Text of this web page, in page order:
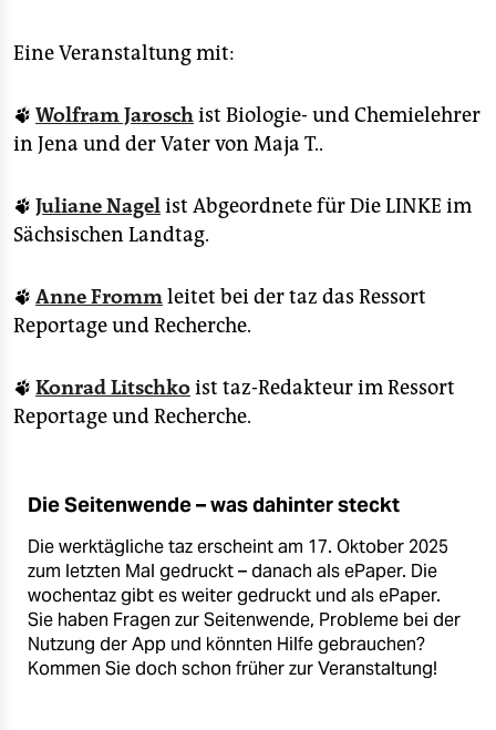
Eine Veranstaltung mit:
🐾 Wolfram Jaroschist Biologie- und Chemielehrer
in Jena und der Vater von Maja T..
🐾 Juliane Nagelist Abgeordnete für Die LINKE im
Sächsischen Landtag.
🐾 Anne Frommleitet bei der taz das Ressort
Reportage und Recherche.
🐾 Konrad Litschkoist taz-Redakteur im Ressort
Reportage und Recherche.
Die Seitenwende – was dahinter steckt
Die werktägliche taz erscheint am 17. Oktober 2025
zum letzten Mal gedruckt – danach als ePaper. Die
wochentaz gibt es weiter gedruckt und als ePaper.
Sie haben Fragen zur Seitenwende, Probleme bei der
Nutzung der App und könnten Hilfe gebrauchen?
Kommen Sie doch schon früher zur Veranstaltung!